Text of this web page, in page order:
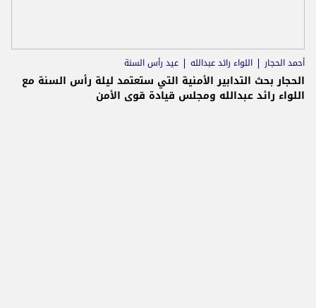
أحمد الحجار اللواء رائد عبدالله عيد رأس السنة
الحجار بحث التدابير الأمنية التي ستعتمد ليلة رأس السنة مع
اللواء رائد عبدالله ومجلس قيادة قوى الأمن